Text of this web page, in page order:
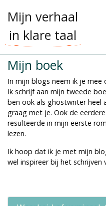
Mijn verhaal
in klare taal
Mijn boek
In mijn blogs neem ik je
Ik schrijf aan mijn tweede
ben ook als ghostwriter heel
graag met je. Ook de
resulteerde in mijn eerste
lezen.
Ik hoop dat ik je met mijn
wel inspireer bij het schrijven